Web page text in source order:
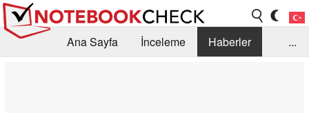
Ana Sayfa İnceleme
Haberler
...